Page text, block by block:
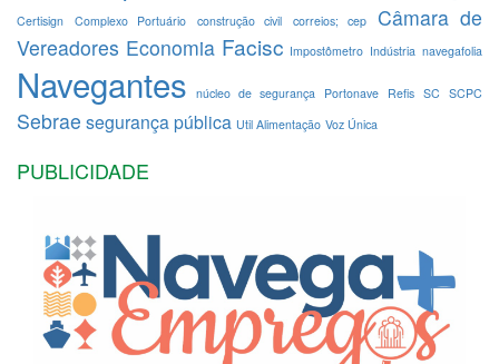
Certisign Complexo Portuário construção civil correios; cep
Câmara de
Vereadores Economia Facisc Impostômetro Indústria navegafolia
Navegantes núcleo de segurança Portonave Refis SC SCPC
Sebrae segurança pública Util Alimentação Voz Única
PUBLICIDADE